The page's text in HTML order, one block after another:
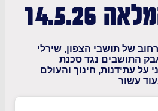
הצפון, שירלי
נגד סכנת
חינוך והעולם